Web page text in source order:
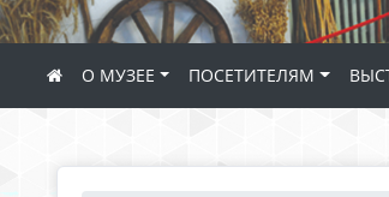
О МУЗЕЕ ПОСЕТИТЕЛЯМ